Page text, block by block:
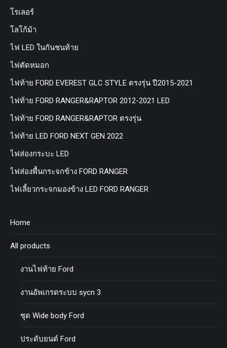
โรเลอร์
โลโก้ม้า
ไฟ LED ในกันชนท้าย
ไฟตัดหมอก
ไฟท้าย FORD EVEREST GLC STYLE ตรงรุ่น ปี2015-2021
ไฟท้าย FORD RANGER&RAPTOR 2012-2021 LED
ไฟท้าย FORD RANGER&RAPTOR ตรงรุ่น
ไฟท้าย LED FORD NEXT GEN 2022
ไฟส่องกระบะ LED
ไฟส่องพื้นกระจกข้าง FORD RANGER
ไฟเลี้ยวกระจกมองข้าง LED FORD RANGER
Home
All products
งานไฟท้าย Ford
งานอัพเกรดระบบ sycn 3
ชุด Wide body Ford
ประดับยนต์ Ford